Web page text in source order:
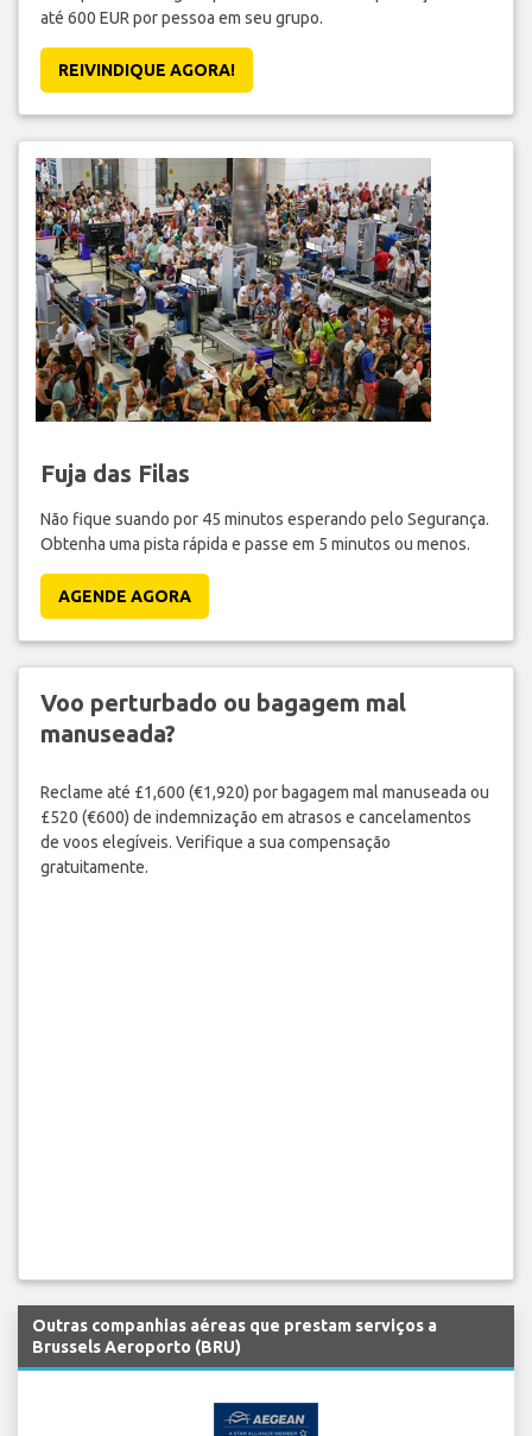
até 600 EUR por pessoa em seu grupo.
REIVINDIQUE AGORA!
Fuja das Filas
Não fique suando por 45 minutos esperando pelo Segurança.
Obtenha uma pista rápida e passe em 5 minutos ou menos.
AGENDE AGORA
Voo perturbado ou bagagem mal
manuseada?
Reclame até £1,600 (€1,920) por bagagem mal manuseada ou
£520 (€600) de indemnização em atrasos e cancelamentos
de voos elegíveis. Verifique a sua compensação
gratuitamente.
Outras companhias aéreas que prestam serviços a
Brussels Aeroporto (BRU)